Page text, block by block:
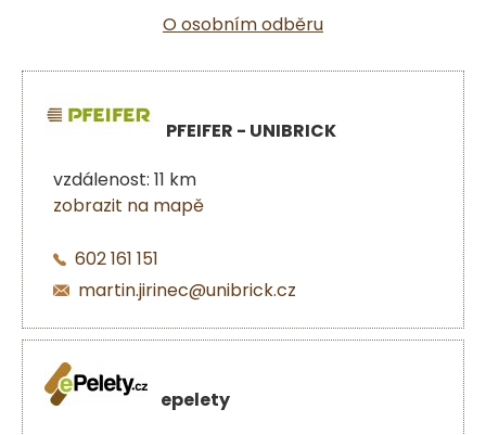
O osobním odběru
PFEIFER - UNIBRICK
vzdálenost: 11 km
zobrazit na mapě
602 161 151
martin.jirinec@unibrick.cz
epelety